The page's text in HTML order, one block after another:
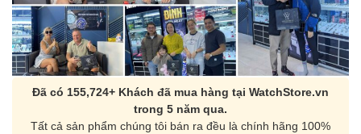
Đã có 155,724+ Khách đã mua hàng tại WatchStore.vn
trong 5 năm qua.
Tất cả sản phẩm chúng tôi bán ra đều là chính hãng 100%